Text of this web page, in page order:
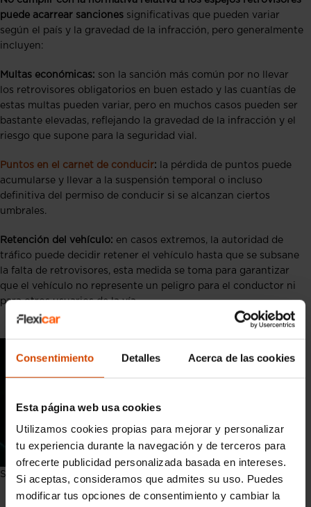
Consentimiento Detalles Acerca de las cookies
Esta página web usa cookies
Utilizamos cookies propias para mejorar y personalizar
tu experiencia durante la navegación y de terceros para
ofrecerte publicidad personalizada basada en intereses.
Si aceptas, consideramos que admites su uso. Puedes
modificar tus opciones de consentimiento y cambiar la
puede acarrear sanciones significativas que pueden variar
según el país y la gravedad de la infracción, pero generalmente
incluyen:
Multas económicas: son la sanción más común por no llevar
los retrovisores obligatorios en buen estado y las cuantías de
estas multas pueden variar, pero en muchos casos pueden ser
bastante elevadas, reflejando la gravedad de la infracción y el
riesgo que supone para la seguridad vial.
Puntos en el carnet de conducir: la pérdida de puntos puede
acumularse y llevar a la suspensión temporal o incluso
definitiva del permiso de conducir si se alcanzan ciertos
umbrales.
Retención del vehículo: en casos extremos, la autoridad de
tráfico puede decidir retener el vehículo hasta que se subsane
la falta de retrovisores, esta medida se toma para garantizar
que el vehículo no represente un peligro para el conductor ni
para otros usuarios de la vía.
Sanciones por no llevar los retrovisores obligatorios